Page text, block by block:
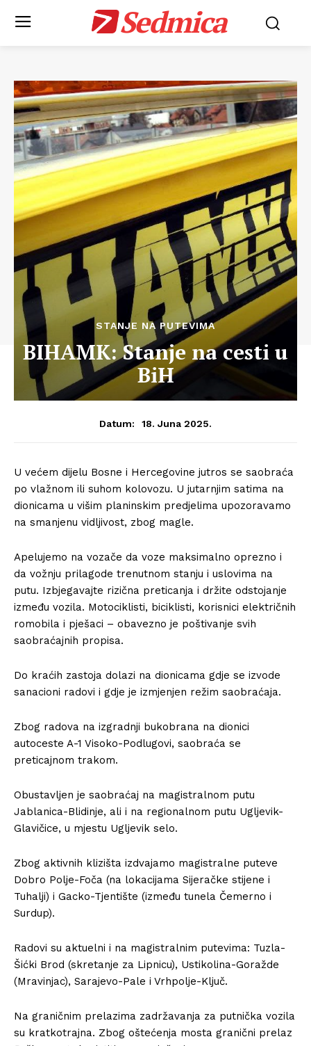
Sedmica
STANJE NA PUTEVIMA
BIHAMK: Stanje na cesti u
BiH
Datum: 18. Juna 2025.
U većem dijelu Bosne i Hercegovine jutros se saobraća
po vlažnom ili suhom kolovozu. U jutarnjim satima na
dionicama u višim planinskim predjelima upozoravamo
na smanjenu vidljivost, zbog magle.
Apelujemo na vozače da voze maksimalno oprezno i
da vožnju prilagode trenutnom stanju i uslovima na
putu. Izbjegavajte rizična preticanja i držite odstojanje
između vozila. Motociklisti, biciklisti, korisnici električnih
romobila i pješaci – obavezno je poštivanje svih
saobraćajnih propisa.
Do kraćih zastoja dolazi na dionicama gdje se izvode
sanacioni radovi i gdje je izmjenjen režim saobraćaja.
Zbog radova na izgradnji bukobrana na dionici
autoceste A-1 Visoko-Podlugovi, saobraća se
preticajnom trakom.
Obustavljen je saobraćaj na magistralnom putu
Jablanica-Blidinje, ali i na regionalnom putu Ugljevik-
Glavičice, u mjestu Ugljevik selo.
Zbog aktivnih klizišta izdvajamo magistralne puteve
Dobro Polje-Foča (na lokacijama Sijeračke stijene i
Tuhalji) i Gacko-Tjentište (između tunela Čemerno i
Surdup).
Radovi su aktuelni i na magistralnim putevima: Tuzla-
Šićki Brod (skretanje za Lipnicu), Ustikolina-Goražde
(Mravinjac), Sarajevo-Pale i Vrhpolje-Ključ.
Na graničnim prelazima zadržavanja za putnička vozila
su kratkotrajna. Zbog oštećenja mosta granični prelaz